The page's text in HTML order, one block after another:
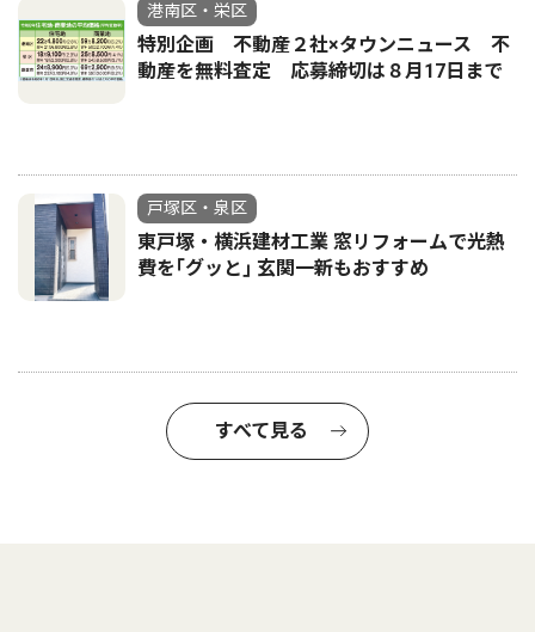
港南区・栄区
特別企画 不動産２社×タウンニュース 不
動産を無料査定 応募締切は８月17日まで
戸塚区・泉区
東戸塚・横浜建材工業 窓リフォームで光熱
費を｢グッと｣ 玄関一新もおすすめ
すべて見る